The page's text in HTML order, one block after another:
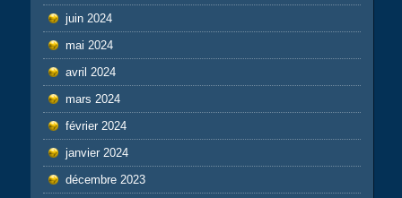
juin 2024
mai 2024
avril 2024
mars 2024
février 2024
janvier 2024
décembre 2023